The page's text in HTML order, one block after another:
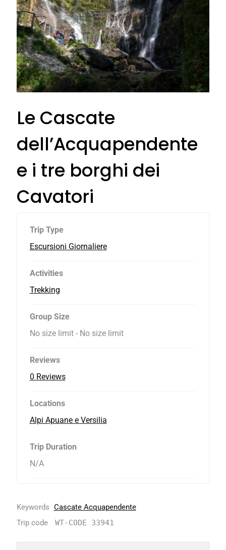
Le Cascate
dell’Acquapendente
e i tre borghi dei
Cavatori
Trip Type
Escursioni Giornaliere
Activities
Trekking
Group Size
No size limit - No size limit
Reviews
0 Reviews
Locations
Alpi Apuane e Versilia
Trip Duration
N/A
Keywords Cascate Acquapendente
Trip code
WT-CODE 33941